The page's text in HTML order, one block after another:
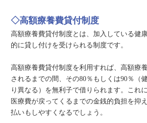
◇高額療養費貸付制度
高額療養費貸付制度とは、加入している健
的に貸し付けを受けられる制度です。
高額療養費貸付制度を利用すれば、高額療
されるまでの間、その80％もしくは90％（
り異なる）を無利子で借りられます。これ
医療費が戻ってくるまでの金銭的負担を抑
払いもしやすくなるでしょう。